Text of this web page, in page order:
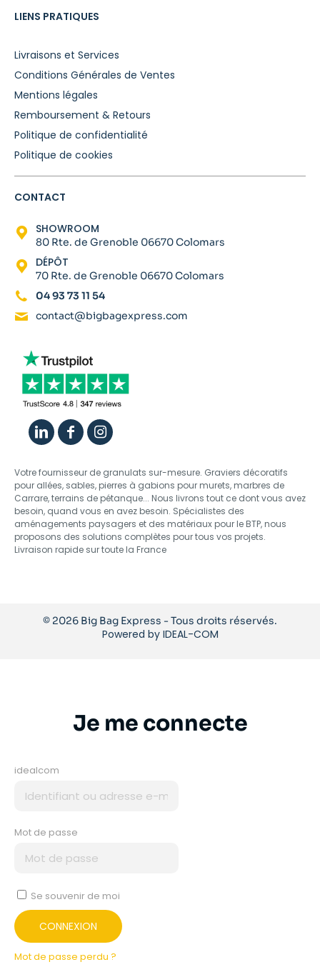
LIENS PRATIQUES
Livraisons et Services
Conditions Générales de Ventes
Mentions légales
Remboursement & Retours
Politique de confidentialité
Politique de cookies
CONTACT
SHOWROOM
80 Rte. de Grenoble 06670 Colomars
DÉPÔT
70 Rte. de Grenoble 06670 Colomars
04 93 73 11 54
contact@bigbagexpress.com
Votre fournisseur de granulats sur-mesure. Graviers décoratifs
pour allées, sables, pierres à gabions pour murets, marbres de
Carrare, terrains de pétanque... Nous livrons tout ce dont vous avez
besoin, quand vous en avez besoin. Spécialistes des
aménagements paysagers et des matériaux pour le BTP, nous
proposons des solutions complètes pour tous vos projets.
Livraison rapide sur toute la France
© 2026 Big Bag Express - Tous droits réservés.
Powered by IDEAL-COM
Je me connecte
idealcom
Mot de passe
Se souvenir de moi
CONNEXION
Mot de passe perdu ?